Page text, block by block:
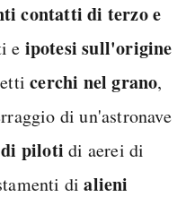
contatti di terzo e
e ipotesi sull'origine
cerchi nel grano,
di un'astronave
piloti di aerei di
dialieni